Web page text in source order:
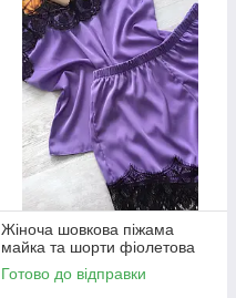
Жіноча шовкова піжама
майка та шорти фіолетова
Готово до відправки